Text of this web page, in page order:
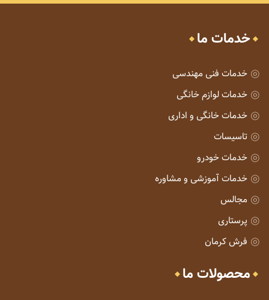
خدمات ما
خدمات فنی مهندسی
خدمات لوازم خانگی
خدمات خانگی و اداری
تاسیسات
خدمات خودرو
خدمات آموزشی و مشاوره
مجالس
پرستاری
فرش کرمان
محصولات ما